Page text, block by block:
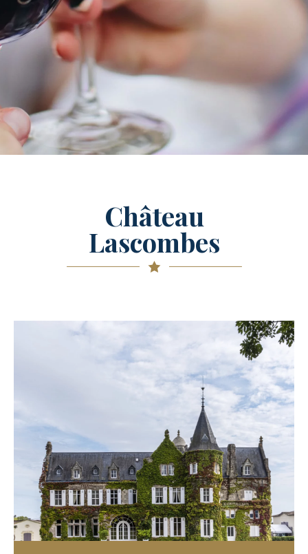
Château
Lascombes